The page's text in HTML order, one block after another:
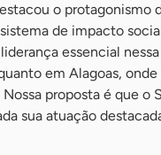
o protagonismo
de impacto
essencial
em Alagoas,
proposta é que o
sua atuação